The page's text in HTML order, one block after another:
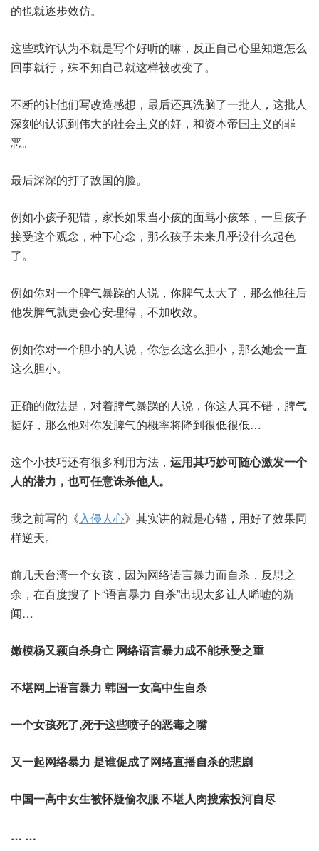
的也就逐步效仿。
这些或许认为不就是写个好听的嘛，反正自己心里知道怎么
回事就行，殊不知自己就这样被改变了。
不断的让他们写改造感想，最后还真洗脑了一批人，这批人
深刻的认识到伟大的社会主义的好，和资本帝国主义的罪
恶。
最后深深的打了敌国的脸。
例如小孩子犯错，家长如果当小孩的面骂小孩笨，一旦孩子
接受这个观念，种下心念，那么孩子未来几乎没什么起色
了。
例如你对一个脾气暴躁的人说，你脾气太大了，那么他往后
他发脾气就更会心安理得，不加收敛。
例如你对一个胆小的人说，你怎么这么胆小，那么她会一直
这么胆小。
正确的做法是，对着脾气暴躁的人说，你这人真不错，脾气
挺好，那么他对你发脾气的概率将降到很低很低…
这个小技巧还有很多利用方法， 运用其巧妙可随心激发一个
人的潜力，也可任意诛杀他人。
我之前写的《入侵人心》其实讲的就是心锚，用好了效果同
样逆天。
前几天台湾一个女孩，因为网络语言暴力而自杀，反思之
余，在百度搜了下“语言暴力 自杀”出现太多让人唏嘘的新
闻…
嫩模杨又颖自杀身亡 网络语言暴力成不能承受之重
不堪网上语言暴力 韩国一女高中生自杀
一个女孩死了,死于这些喷子的恶毒之嘴
又一起网络暴力 是谁促成了网络直播自杀的悲剧
中国一高中女生被怀疑偷衣服 不堪人肉搜索投河自尽
… …